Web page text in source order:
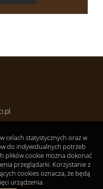
celach statystycznych oraz w
do indywidualnych potrzeb
plików cookie można dokonać
przeglądarki. Korzystanie z
cookies oznacza, że będą
urządzenia.